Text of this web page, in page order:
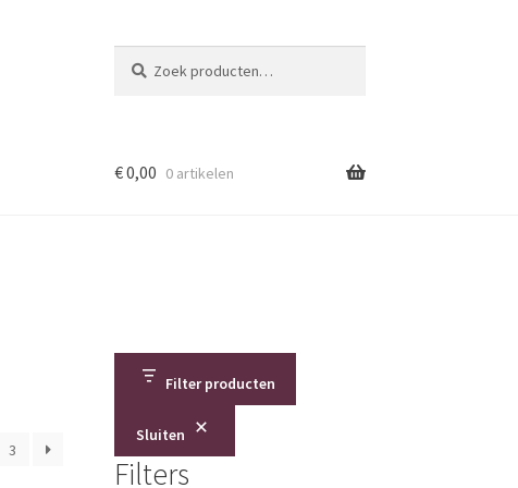
naar:
€0,00 0 artikelen
3
Filter producten
Sluiten
Filters